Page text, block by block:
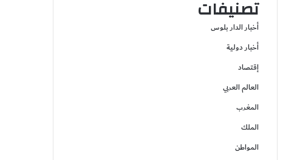
تصنيفات
أخبار الدار بلوس
أخبار دولية
إقتصاد
العالم العربي
المغرب
الملك
المواطن